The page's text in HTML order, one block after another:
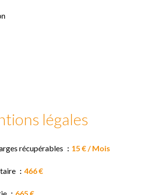
légales
récupérables 15 € / Mois
466 €